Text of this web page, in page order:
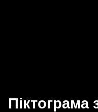
Піктограма